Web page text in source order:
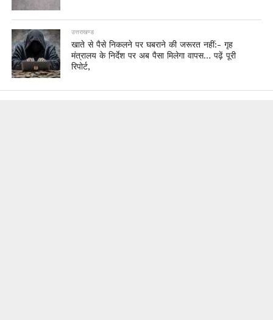
उत्तराखण्ड
खाते से पैसे निकलने पर घबराने की जरूरत नहीं:- गृह
मंत्रालय के निर्देश पर अब पैसा मिलेगा वापस… पढ़ें पूरी
रिपोर्ट,